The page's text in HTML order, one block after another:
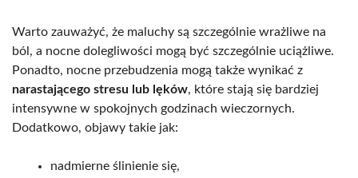
Warto zauważyć, że maluchy są szczególnie wrażliwe na
ból, a nocne dolegliwości mogą być szczególnie uciążliwe.
Ponadto, nocne przebudzenia mogą także wynikać z
narastającego stresu lub lęków, które stają się bardziej
intensywne w spokojnych godzinach wieczornych.
Dodatkowo, objawy takie jak:
nadmierne ślinienie się,